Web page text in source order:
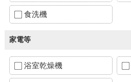
食洗機
家電等
浴室乾燥機